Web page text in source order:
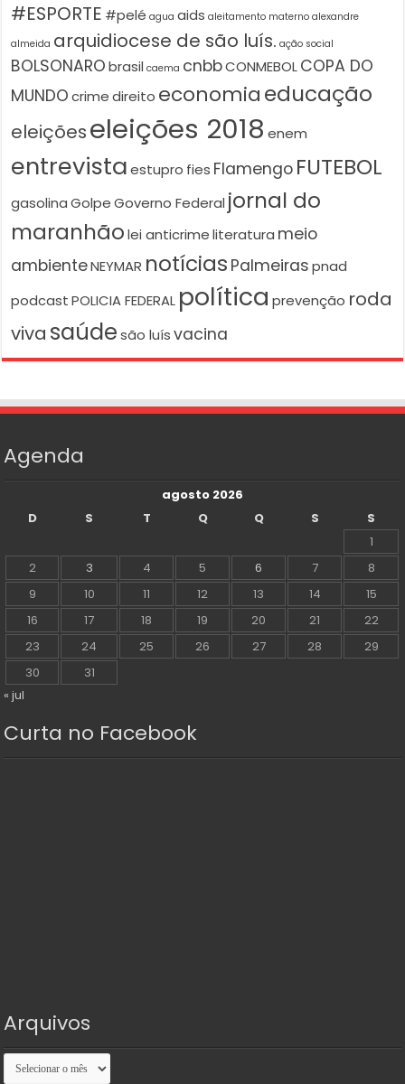
#ESPORTE #pelé agua aids aleitamento materno alexandre
almeida arquidiocese de são luís. ação social
BOLSONARO brasil caema cnbbCONMEBOLCOPA DO
MUNDO crime direito economiaeducação
eleiçõeseleições 2018 enem
entrevista estupro fies Flamengo FUTEBOL
gasolina Golpe Governo Federal jornal do
maranhão lei anticrime literatura meio
ambienteNEYMAR notícias Palmeiras pnad
podcast POLICIA FEDERAL política prevenção roda
viva saúde são luís vacina
Agenda
agosto 2026
D
S T Q Q S
S
1
2
3 4 5 6 7
8
9
10 11 12 13 14
15
16
17 18 19 20 21
22
23
24 25 26 27 28
29
30
31
« jul
Curta no Facebook
Arquivos
Arquivos